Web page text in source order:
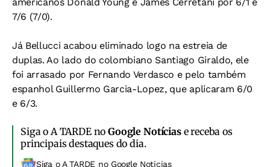
7/6 (7/0).
Já Bellucci acabou eliminado logo na estreia de
duplas. Ao lado do colombiano Santiago Giraldo, ele
foi arrasado por Fernando Verdasco e pelo também
espanhol Guillermo Garcia-Lopez, que aplicaram 6/0
e 6/3.
Siga o A TARDE noGoogle Notíciase receba os
principais destaques do dia.
Siga o A TARDE no Google Noticias